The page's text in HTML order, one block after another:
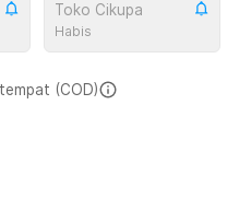
Toko Cikupa
Habis
(COD)